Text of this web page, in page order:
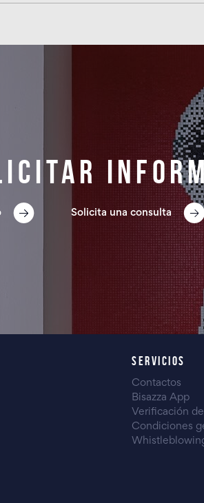
Solicita una consulta
SERVICIOS
Contactos
Bisazza App
Verificación
Condiciones